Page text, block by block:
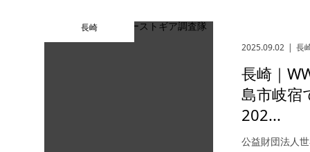
長崎
2025.09.02
長
長崎｜
島市岐宿
202...
公益財団法人